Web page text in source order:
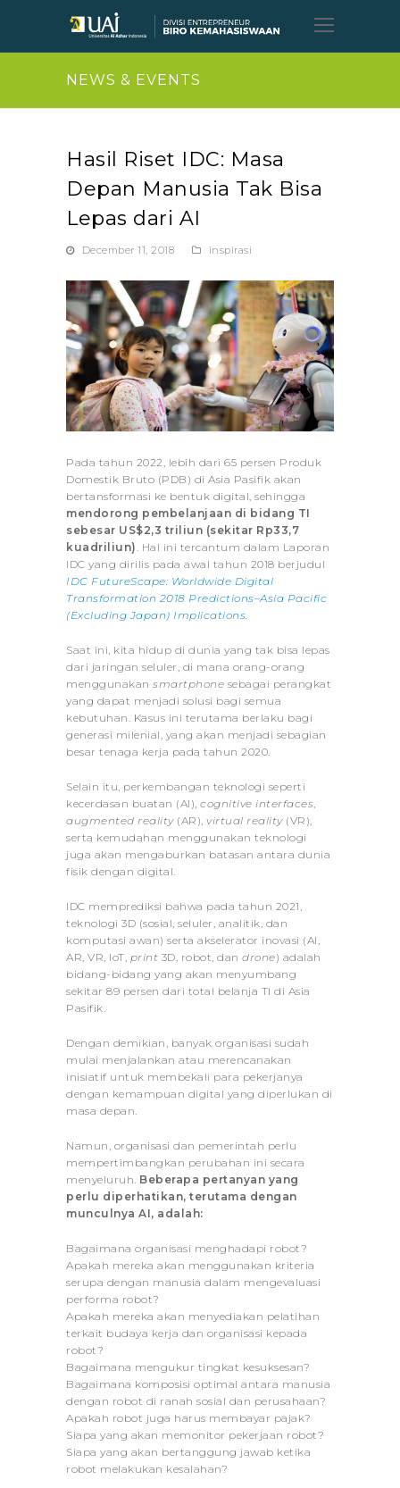
Open
Mobile
NEWS & EVENTS
Hasil Riset IDC: Masa
Depan Manusia Tak Bisa
Lepas dari AI
December 11, 2018 inspirasi
Pada tahun 2022, lebih dari 65 persen Produk
Domestik Bruto (PDB) di Asia Pasifik akan
bertansformasi ke bentuk digital, sehingga
mendorong pembelanjaan di bidang TI
sebesar US$2,3 triliun (sekitar Rp33,7
kuadriliun) . Hal ini tercantum dalam Laporan
IDC yang dirilis pada awal tahun 2018 berjudul
IDC FutureScape: Worldwide Digital
Transformation 2018 Predictions–Asia Pacific
(Excluding Japan) Implications.
Saat ini, kita hidup di dunia yang tak bisa lepas
dari jaringan seluler, di mana orang-orang
menggunakan smartphone sebagai perangkat
yang dapat menjadi solusi bagi semua
kebutuhan. Kasus ini terutama berlaku bagi
generasi milenial, yang akan menjadi sebagian
besar tenaga kerja pada tahun 2020.
Selain itu, perkembangan teknologi seperti
kecerdasan buatan (AI), cognitive interfaces
augmented reality(AR), virtual reality(VR),
serta kemudahan menggunakan teknologi
juga akan mengaburkan batasan antara dunia
fisik dengan digital.
IDC memprediksi bahwa pada tahun 2021,
teknologi 3D (sosial, seluler, analitik, dan
komputasi awan) serta akselerator inovasi (AI,
AR, VR, IoT, print 3D, robot, dan drone) adalah
bidang-bidang yang akan menyumbang
sekitar 89 persen dari total belanja TI di Asia
Pasifik.
Dengan demikian, banyak organisasi sudah
mulai menjalankan atau merencanakan
inisiatif untuk membekali para pekerjanya
dengan kemampuan digital yang diperlukan di
masa depan.
Namun, organisasi dan pemerintah perlu
mempertimbangkan perubahan ini secara
menyeluruh. Beberapa pertanyan yang
perlu diperhatikan, terutama dengan
munculnya AI, adalah:
Bagaimana organisasi menghadapi robot?
Apakah mereka akan menggunakan kriteria
serupa dengan manusia dalam mengevaluasi
performa robot?
Apakah mereka akan menyediakan pelatihan
terkait budaya kerja dan organisasi kepada
robot?
Bagaimana mengukur tingkat kesuksesan?
Bagaimana komposisi optimal antara manusia
dengan robot di ranah sosial dan perusahaan?
Apakah robot juga harus membayar pajak?
Siapa yang akan memonitor pekerjaan robot?
Siapa yang akan bertanggung jawab ketika
robot melakukan kesalahan?